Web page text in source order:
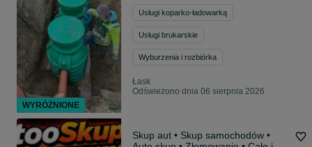
Usługi koparko-ładowarką
Usługi brukarskie
Wyburzenia i rozbiórka
Łask
Odświeżono dnia 06 sierpnia 2026
Skup aut • Skup samochodów •
WYRÓŻNIONE